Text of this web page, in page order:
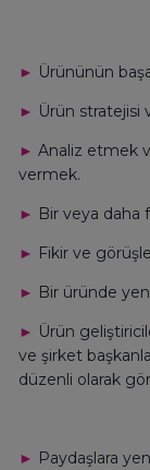
► Ürününün
► Ürün stratejisi
► Analiz etmek
vermek.
► Bir veya
► Fikir ve
► Bir üründe
► Ürün
ve şirket
düzenli olarak
► Paydaşlara